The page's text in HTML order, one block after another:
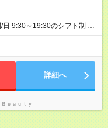
なし
9:30～19:30のシフト制 週
望を伺いながら相談のうえ
クOK
詳細へ
ｅａｕｔｙ